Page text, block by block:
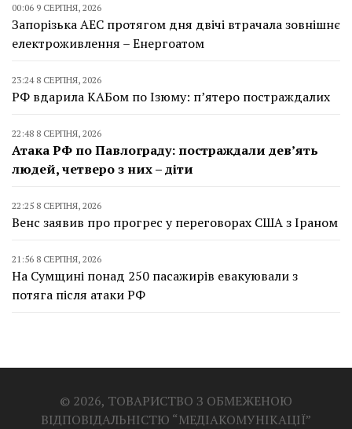
00:06 9 СЕРПНЯ, 2026
Запорізька АЕС протягом дня двічі втрачала зовнішнє
електроживлення – Енергоатом
23:24 8 СЕРПНЯ, 2026
РФ вдарила КАБом по Ізюму: п’ятеро постраждалих
22:48 8 СЕРПНЯ, 2026
Атака РФ по Павлограду: постраждали дев’ять
людей, четверо з них – діти
22:25 8 СЕРПНЯ, 2026
Венс заявив про прогрес у переговорах США з Іраном
21:56 8 СЕРПНЯ, 2026
На Сумщині понад 250 пасажирів евакуювали з
потяга після атаки РФ
© 2026, ТОВАРИСТВО З ОБМЕЖЕНОЮ
ВІДПОВІДАЛЬНІСТЮ “МЕДІАКОМУНІКАЦІЇ”